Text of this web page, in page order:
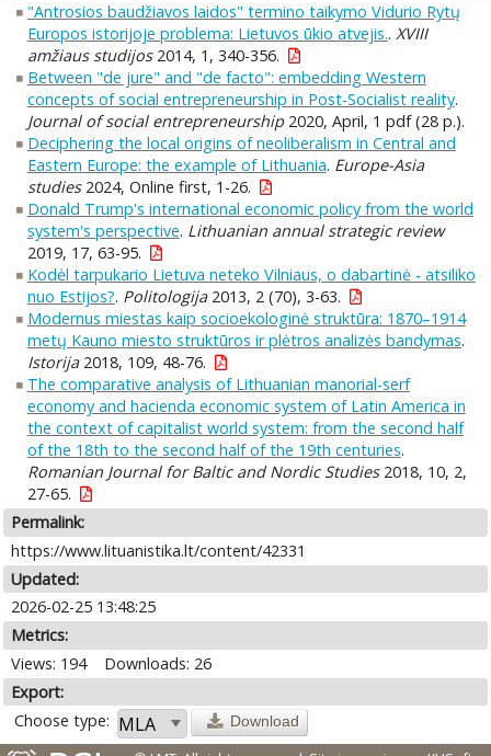
"Antrosios baudžiavos laidos" termino taikymo Vidurio Rytų
Europos istorijoje problema: Lietuvos ūkio atvejis.. XVIII
amžiaus studijos2014, 1, 340-356.
Between "de jure" and "de facto": embedding Western
concepts of social entrepreneurship in Post-Socialist reality.
Journal of social entrepreneurship2020, April, 1 pdf (28 p.).
Deciphering the local origins of neoliberalism in Central and
Eastern Europe: the example of Lithuania. Europe-Asia
studies2024, Online first, 1-26.
Donald Trump's international economic policy from the world
system's perspective. Lithuanian annual strategic review
2019, 17, 63-95.
Kodėl tarpukario Lietuva neteko Vilniaus, o dabartinė - atsiliko
nuo Estijos?. Politologija2013, 2 (70), 3-63.
Modernus miestas kaip socioekologinė struktūra: 1870–1914
metų Kauno miesto struktūros ir plėtros analizės bandymas.
Istorija2018, 109, 48-76.
The comparative analysis of Lithuanian manorial-serf
economy and hacienda economic system of Latin America in
the context of capitalist world system: from the second half
of the 18th to the second half of the 19th centuries.
Romanian Journal for Baltic and Nordic Studies2018, 10, 2,
27-65.
Permalink:
https://www.lituanistika.lt/content/42331
Updated:
2026-02-25 13:48:25
Metrics:
Views: 194
Downloads: 26
Export:
Choose type:
Download